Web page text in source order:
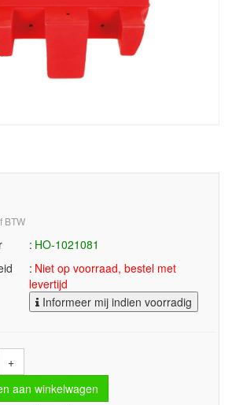
BTW
HO-1021081
Niet op voorraad, bestel met
levertijd
Informeer mij indien voorradig
+
aan winkelwagen